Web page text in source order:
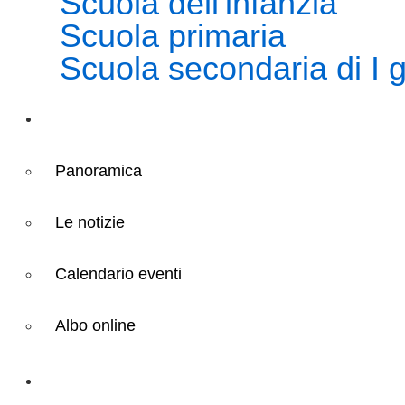
Scuola primaria
Scuola secondaria di I
Panoramica
Le notizie
Calendario eventi
Albo online